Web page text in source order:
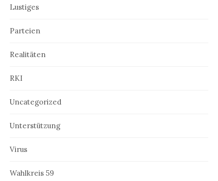
Lustiges
Parteien
Realitäten
RKI
Uncategorized
Unterstützung
Virus
Wahlkreis 59